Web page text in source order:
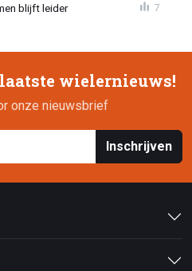
blijft leider 7
wielernieuws!
onze nieuwsbrief
Inschrijven